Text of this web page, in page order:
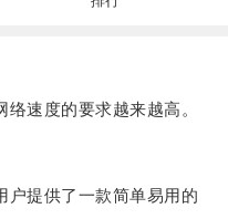
速度的要求越来越高。
提供了一款简单易用的